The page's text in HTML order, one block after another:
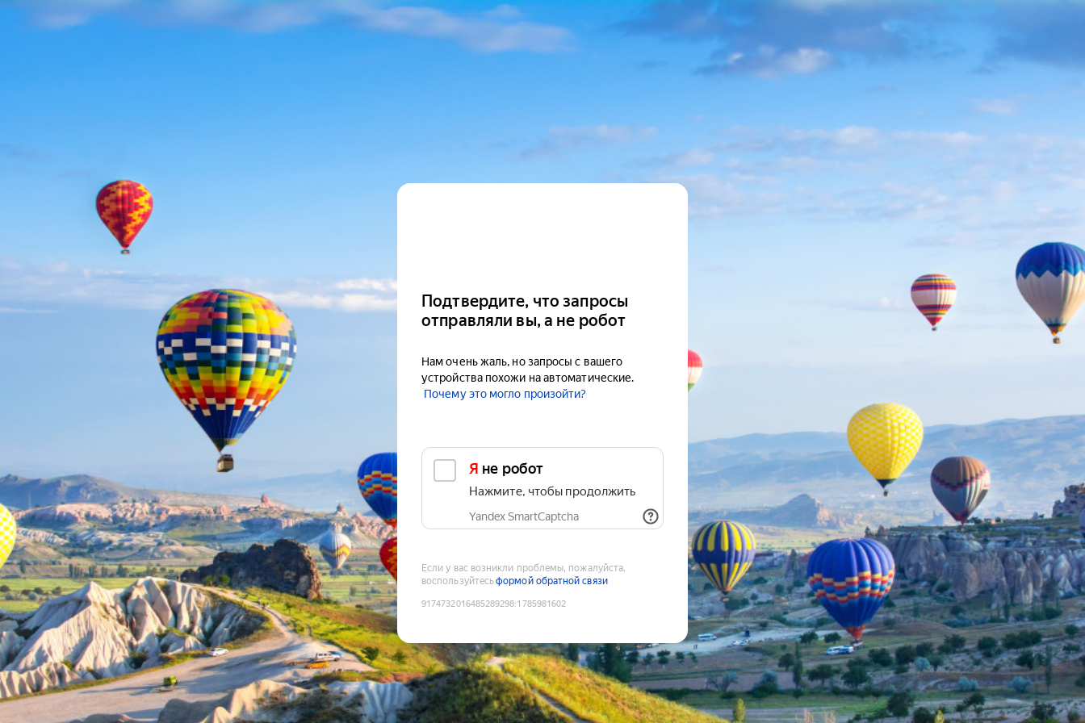
Подтвердите, что запросы
отправляли вы, а не робот
Нам очень жаль, но запросы с вашего
устройства похожи на автоматические.
Почему это могло произойти?
Я не робот
Нажмите, чтобы продолжить
Yandex SmartCaptcha
Если у вас возникли проблемы, пожалуйста,
воспользуйтесьформой обратной связи
9174732016485289298:1785981602